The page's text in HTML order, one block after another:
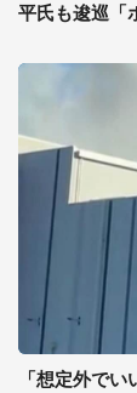
平氏も逡巡「
「想定外で